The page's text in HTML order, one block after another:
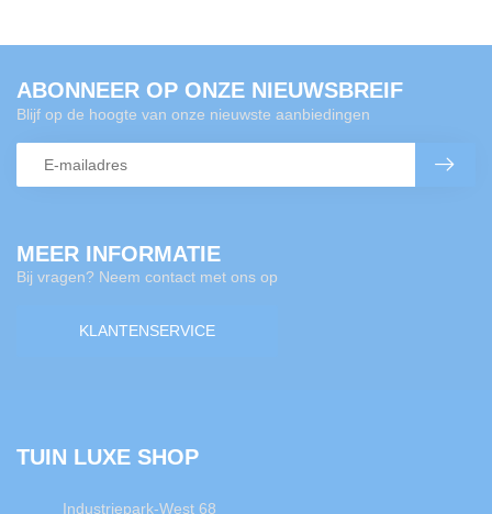
MEER INFORMATIE
Bij vragen? Neem contact met ons op
KLANTENSERVICE
ABONNEER OP ONZE NIEUWSBREIF
Blijf op de hoogte van onze nieuwste aanbiedingen
TUIN LUXE SHOP
Industriepark-West 68